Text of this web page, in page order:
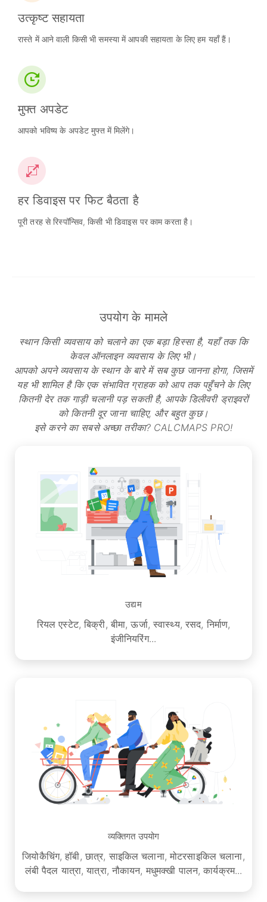
उत्कृष्ट सहायता
रास्ते में आने वाली किसी भी समस्या में आपकी सहायता के लिए हम यहाँ हैं।
मुफ्त अपडेट
आपको भविष्य के अपडेट मुफ्त में मिलेंगे।
हर डिवाइस पर फिट बैठता है
पूरी तरह से रिस्पॉन्सिव, किसी भी डिवाइस पर काम करता है।
उपयोग के मामले
स्थान किसी व्यवसाय को चलाने का एक बड़ा हिस्सा है, यहाँ तक कि
केवल ऑनलाइन व्यवसाय के लिए भी।
आपको अपने व्यवसाय के स्थान के बारे में सब कुछ जानना होगा, जिसमें
यह भी शामिल है कि एक संभावित ग्राहक को आप तक पहुँचने के लिए
कितनी देर तक गाड़ी चलानी पड़ सकती है, आपके डिलीवरी ड्राइवरों
को कितनी दूर जाना चाहिए, और बहुत कुछ।
इसे करने का सबसे अच्छा तरीका? CALCMAPS PRO!
उद्यम
रियल एस्टेट, बिक्री, बीमा, ऊर्जा, स्वास्थ्य, रसद, निर्माण,
इंजीनियरिंग...
व्यक्तिगत उपयोग
जियोकैचिंग, हॉबी, छात्र, साइकिल चलाना, मोटरसाइकिल चलाना,
लंबी पैदल यात्रा, यात्रा, नौकायन, मधुमक्खी पालन, कार्यक्रम...